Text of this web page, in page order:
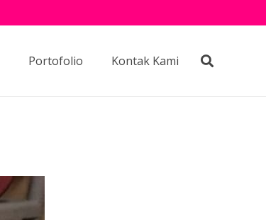
Portofolio Kontak Kami